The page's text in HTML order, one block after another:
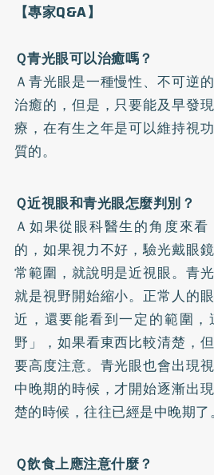
【專家Q&A】
Ｑ青光眼可以治癒嗎？
Ａ青光眼是一種慢性、不可逆
治癒的，但是，只要能及早發
療，在有生之年是可以維持視
質的。
Ｑ近視眼和青光眼怎麼判別？
Ａ如果從眼科醫生的角度來
的，如果視力不好，驗光戴眼
常範圍，就說明是近視眼。青
就是視野開始縮小。正常人的
近，還要能看到一定的範圍
野」，如果看東西比較清楚，
要高度注意。青光眼也會出現
中晚期的時候，才開始逐漸出
楚的時候，往往已經是中晚期了。
Ｑ飲食上應注意什麼？